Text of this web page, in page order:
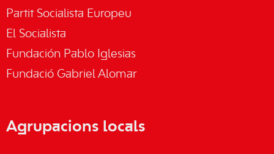
Partit Socialista Europeu
El Socialista
Fundación Pablo Iglesias
Fundació Gabriel Alomar
Agrupacions locals